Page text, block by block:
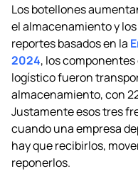
Los botellones
el almacenamiento y
reportes basados en la
2024, los
logístico fueron
almacenamiento, con
Justamente esos tres
cuando una empresa
hay que recibirlos,
reponerlos.